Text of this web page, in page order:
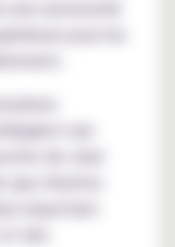
pour les
une
de celui
d'autres
important